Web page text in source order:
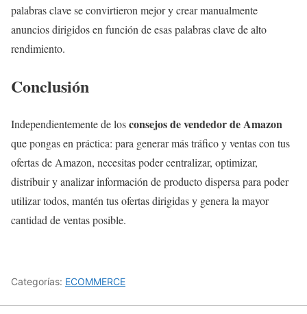
palabras clave se convirtieron mejor y crear manualmente
anuncios dirigidos en función de esas palabras clave de alto
rendimiento.
Conclusión
Independientemente de losconsejos de vendedor de Amazon
que pongas en práctica: para generar más tráfico y ventas con tus
ofertas de Amazon, necesitas poder centralizar, optimizar,
distribuir y analizar información de producto dispersa para poder
utilizar todos, mantén tus ofertas dirigidas y genera la mayor
cantidad de ventas posible.
Categorías: ECOMMERCE